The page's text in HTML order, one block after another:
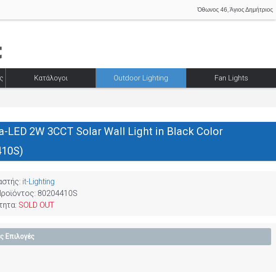
Όθωνος 46, Άγιος Δημήτριος
Κατάλογοι Outdoor Lighting Fan Lights
LED 2W 3CCT Solar Wall Light in Black Color
it-Lighting
80204410S
SOLD OUT
Επιλογές